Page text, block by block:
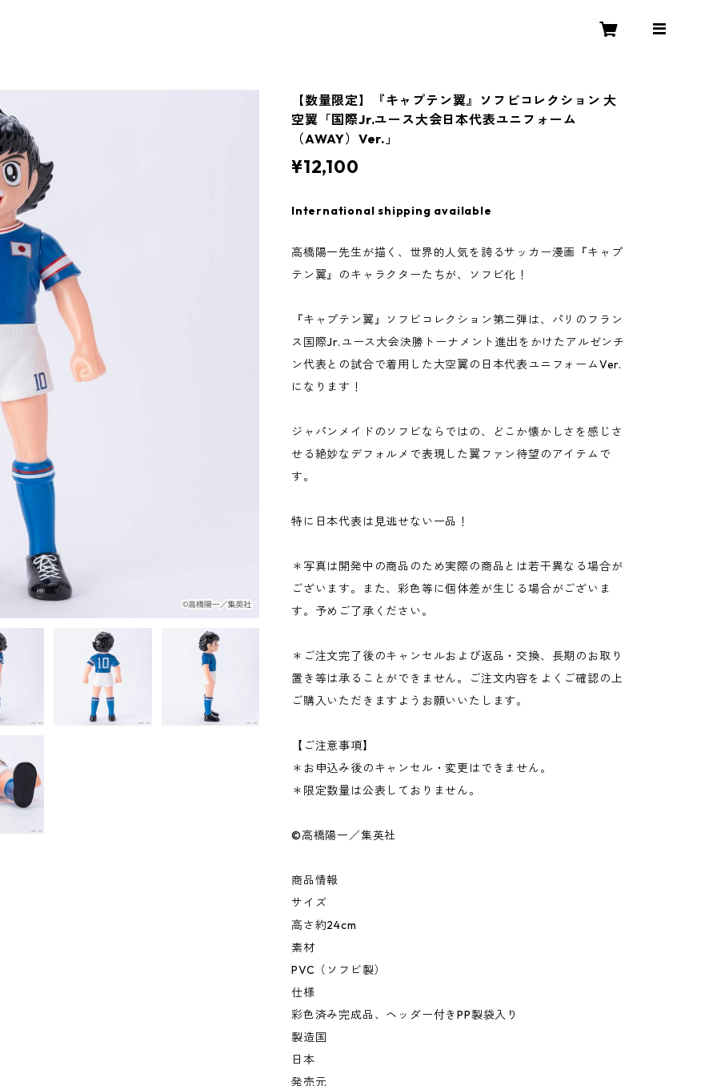
【数量限定】『キャプテン翼』ソフビコレクション 大
空翼「国際Jr.ユース大会日本代表ユニフォーム
（AWAY）Ver.」
¥12,100
International shipping available
高橋陽一先生が描く、世界的人気を誇るサッカー漫画『キャプ
テン翼』のキャラクターたちが、ソフビ化！
『キャプテン翼』ソフビコレクション第二弾は、パリのフラン
ス国際Jr.ユース大会決勝トーナメント進出をかけたアルゼンチ
ン代表との試合で着用した大空翼の日本代表ユニフォームVer.
になります！
ジャパンメイドのソフビならではの、どこか懐かしさを感じさ
せる絶妙なデフォルメで表現した翼ファン待望のアイテムで
す。
特に日本代表は見逃せない一品！
＊写真は開発中の商品のため実際の商品とは若干異なる場合が
ございます。また、彩色等に個体差が生じる場合がございま
す。予めご了承ください。
＊ご注文完了後のキャンセルおよび返品・交換、長期のお取り
置き等は承ることができません。ご注文内容をよくご確認の上
ご購入いただきますようお願いいたします。
【ご注意事項】
＊お申込み後のキャンセル・変更はできません。
＊限定数量は公表しておりません。
©高橋陽一／集英社
商品情報
サイズ
高さ約24cm
素材
PVC（ソフビ製）
仕様
彩色済み完成品、ヘッダー付きPP製袋入り
製造国
日本
発売元